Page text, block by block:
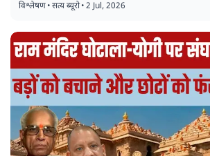
विश्लेषण•सत्य ब्यूरो•2 Jul, 2026